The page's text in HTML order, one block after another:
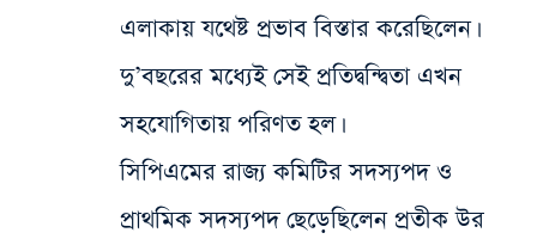
এলাকায় যথেষ্ট প্রভাব বিস্তার করেছিলেন।
দু’বছরের মধ্যেই সেই প্রতিদ্বন্দ্বিতা এখন
সহযোগিতায় পরিণত হল।
সিপিএমের রাজ্য কমিটির সদস্যপদ ও
প্রাথমিক সদস্যপদ ছেড়েছিলেন প্রতীক উর